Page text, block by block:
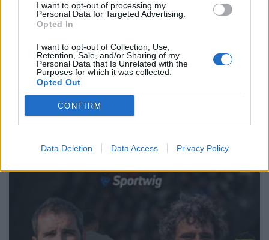
I want to opt-out of processing my
Personal Data for Targeted Advertising.
Opted In
I want to opt-out of Collection, Use,
Retention, Sale, and/or Sharing of my
Personal Data that Is Unrelated with the
Purposes for which it was collected.
Opted Out
CONFIRM
Data Deletion Data Access Privacy Policy
Prestazione super di Jake Polledri in
Gloucester - Harlequins [VIDEO]
3 4 5